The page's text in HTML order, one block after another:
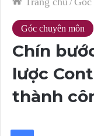
Góc chuyên môn
Chín
lược
thành